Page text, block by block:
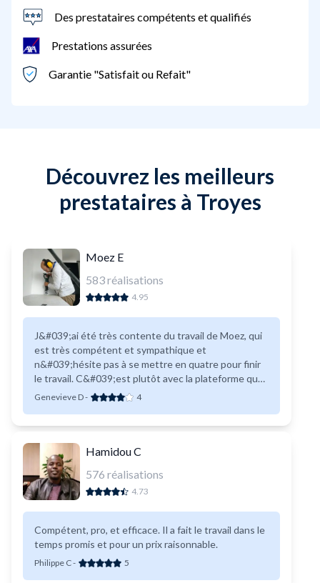
Des prestataires compétents et qualifiés
Prestations assurées
Garantie "Satisfait ou Refait"
Découvrez les meilleurs
prestataires à Troyes
Moez E
583réalisations
4.95
J&#039;ai été très contente du travail de Moez, qui
est très compétent et sympathique et
n&#039;hésite pas à se mettre en quatre pour finir
le travail. C&#039;est plutôt avec la plateforme que
je dois me familiariser, car un peu trop de pression
Genevieve D- 4
Hamidou C
576 réalisations
4.73
Compétent, pro, et efficace. Il a fait le travail dans le
temps promis et pour un prix raisonnable.
Philippe C- 5